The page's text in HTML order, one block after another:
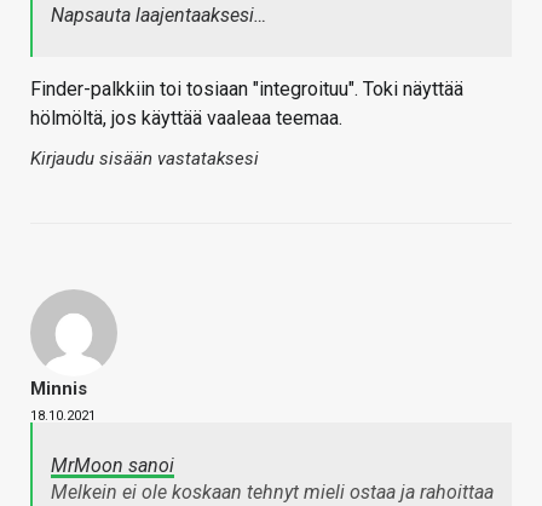
Napsauta laajentaaksesi…
Finder-palkkiin toi tosiaan "integroituu". Toki näyttää
hölmöltä, jos käyttää vaaleaa teemaa.
Kirjaudu sisään vastataksesi
Minnis
18.10.2021
MrMoon sanoi
Melkein ei ole koskaan tehnyt mieli ostaa ja rahoittaa